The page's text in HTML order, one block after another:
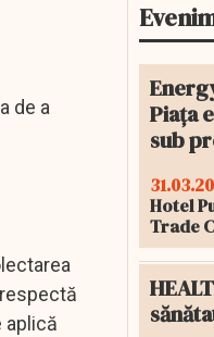
de a
aplică
Piața
sub
Hotel
Trade